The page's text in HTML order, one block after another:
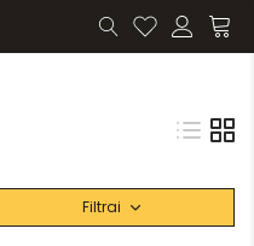
Filtrai